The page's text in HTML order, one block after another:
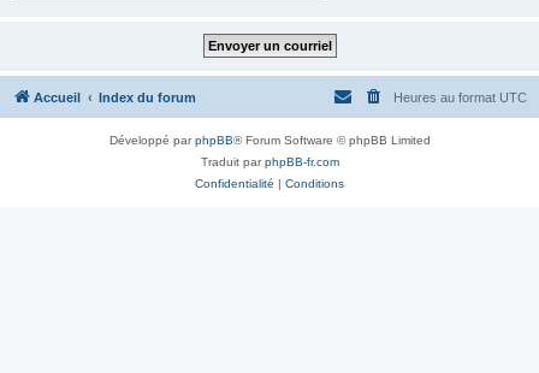
Accueil Index du forum Heures au format UTC
Développé parphpBB® Forum Software © phpBB Limited
Traduit parphpBB-fr.com
Confidentialité | Conditions